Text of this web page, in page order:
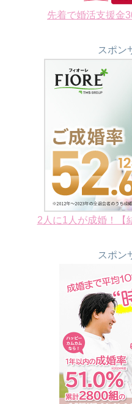
先着で婚活支援金
スポン
2人に1人が成婚！【
スポン